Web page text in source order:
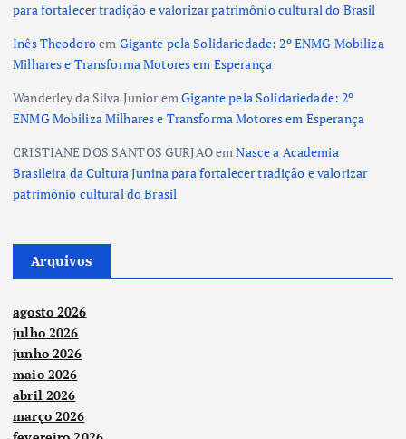
para fortalecer tradição e valorizar patrimônio cultural do Brasil
Inês Theodoroem Gigante pela Solidariedade: 2º ENMG Mobiliza
Milhares e Transforma Motores em Esperança
Wanderley da Silva JunioremGigante pela Solidariedade: 2º
ENMG Mobiliza Milhares e Transforma Motores em Esperança
CRISTIANE DOS SANTOS GURJAOemNasce a Academia
Brasileira da Cultura Junina para fortalecer tradição e valorizar
patrimônio cultural do Brasil
Arquivos
agosto 2026
julho 2026
junho 2026
maio 2026
abril 2026
março 2026